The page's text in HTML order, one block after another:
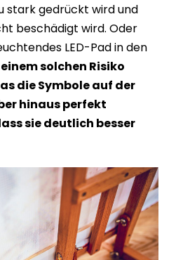
stark gedrückt wird und
beschädigt wird. Oder
LED-Pad in den
solchen Risiko
die Symbole auf der
hinaus perfekt
sie deutlich besser